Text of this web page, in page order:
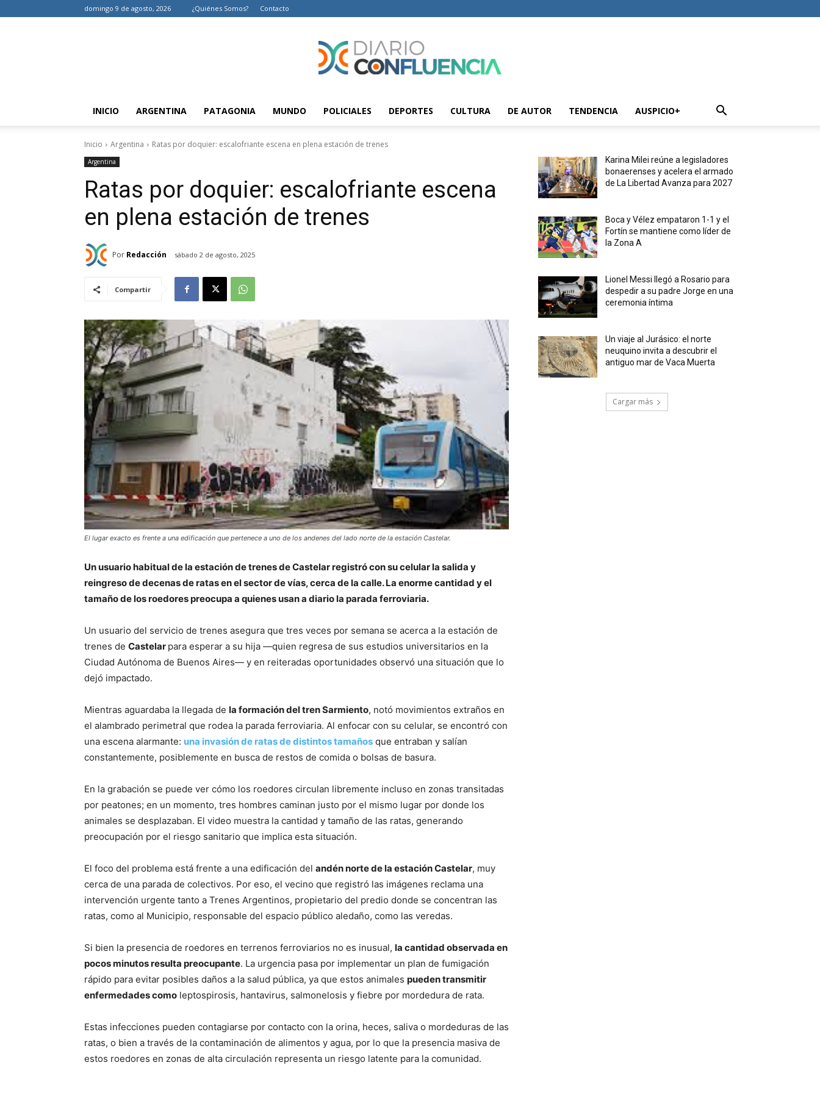
domingo 9 de agosto, 2026 ¿Quiénes Somos? Contacto
Diario
Confluencia
de
Argentina
INICIO ARGENTINA PATAGONIA MUNDO POLICIALES DEPORTES CULTURA DE AUTOR TENDENCIA AUSPICIO+
Inicio Argentina Ratas por doquier: escalofriante escena en plena estación de trenes
Argentina
Ratas por doquier: escalofriante escena
en plena estación de trenes
Por Redacción sábado 2 de agosto, 2025
Compartir
El lugar exacto es frente a una edificación que pertenece a uno de los andenes del lado norte de la estación Castelar.
Un usuario habitual de la estación de trenes de Castelar registró con su celular la salida y
reingreso de decenas de ratas en el sector de vías, cerca de la calle. La enorme cantidad y el
tamaño de los roedores preocupa a quienes usan a diario la parada ferroviaria.
Un usuario del servicio de trenes asegura que tres veces por semana se acerca a la estación de
trenes de Castelar para esperar a su hija —quien regresa de sus estudios universitarios en la
Ciudad Autónoma de Buenos Aires— y en reiteradas oportunidades observó una situación que lo
dejó impactado.
Mientras aguardaba la llegada de la formación del tren Sarmiento, notó movimientos extraños en
el alambrado perimetral que rodea la parada ferroviaria. Al enfocar con su celular, se encontró con
una escena alarmante: una invasión de ratas de distintos tamaños que entraban y salían
constantemente, posiblemente en busca de restos de comida o bolsas de basura.
En la grabación se puede ver cómo los roedores circulan libremente incluso en zonas transitadas
por peatones; en un momento, tres hombres caminan justo por el mismo lugar por donde los
animales se desplazaban. El video muestra la cantidad y tamaño de las ratas, generando
preocupación por el riesgo sanitario que implica esta situación.
El foco del problema está frente a una edificación del andén norte de la estación Castelar, muy
cerca de una parada de colectivos. Por eso, el vecino que registró las imágenes reclama una
intervención urgente tanto a Trenes Argentinos, propietario del predio donde se concentran las
ratas, como al Municipio, responsable del espacio público aledaño, como las veredas.
Si bien la presencia de roedores en terrenos ferroviarios no es inusual, la cantidad observada en
pocos minutos resulta preocupante. La urgencia pasa por implementar un plan de fumigación
rápido para evitar posibles daños a la salud pública, ya que estos animales pueden transmitir
enfermedades como leptospirosis, hantavirus, salmonelosis y fiebre por mordedura de rata.
Estas infecciones pueden contagiarse por contacto con la orina, heces, saliva o mordeduras de las
ratas, o bien a través de la contaminación de alimentos y agua, por lo que la presencia masiva de
estos roedores en zonas de alta circulación representa un riesgo latente para la comunidad.
Karina Milei reúne a legisladores
bonaerenses y acelera el armado
de La Libertad Avanza para 2027
Boca y Vélez empataron 1-1 y el
Fortín se mantiene como líder de
la Zona A
Lionel Messi llegó a Rosario para
despedir a su padre Jorge en una
ceremonia íntima
Un viaje al Jurásico: el norte
neuquino invita a descubrir el
antiguo mar de Vaca Muerta
Cargar más